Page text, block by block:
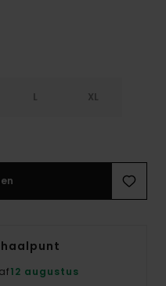
L XL
12 augustus